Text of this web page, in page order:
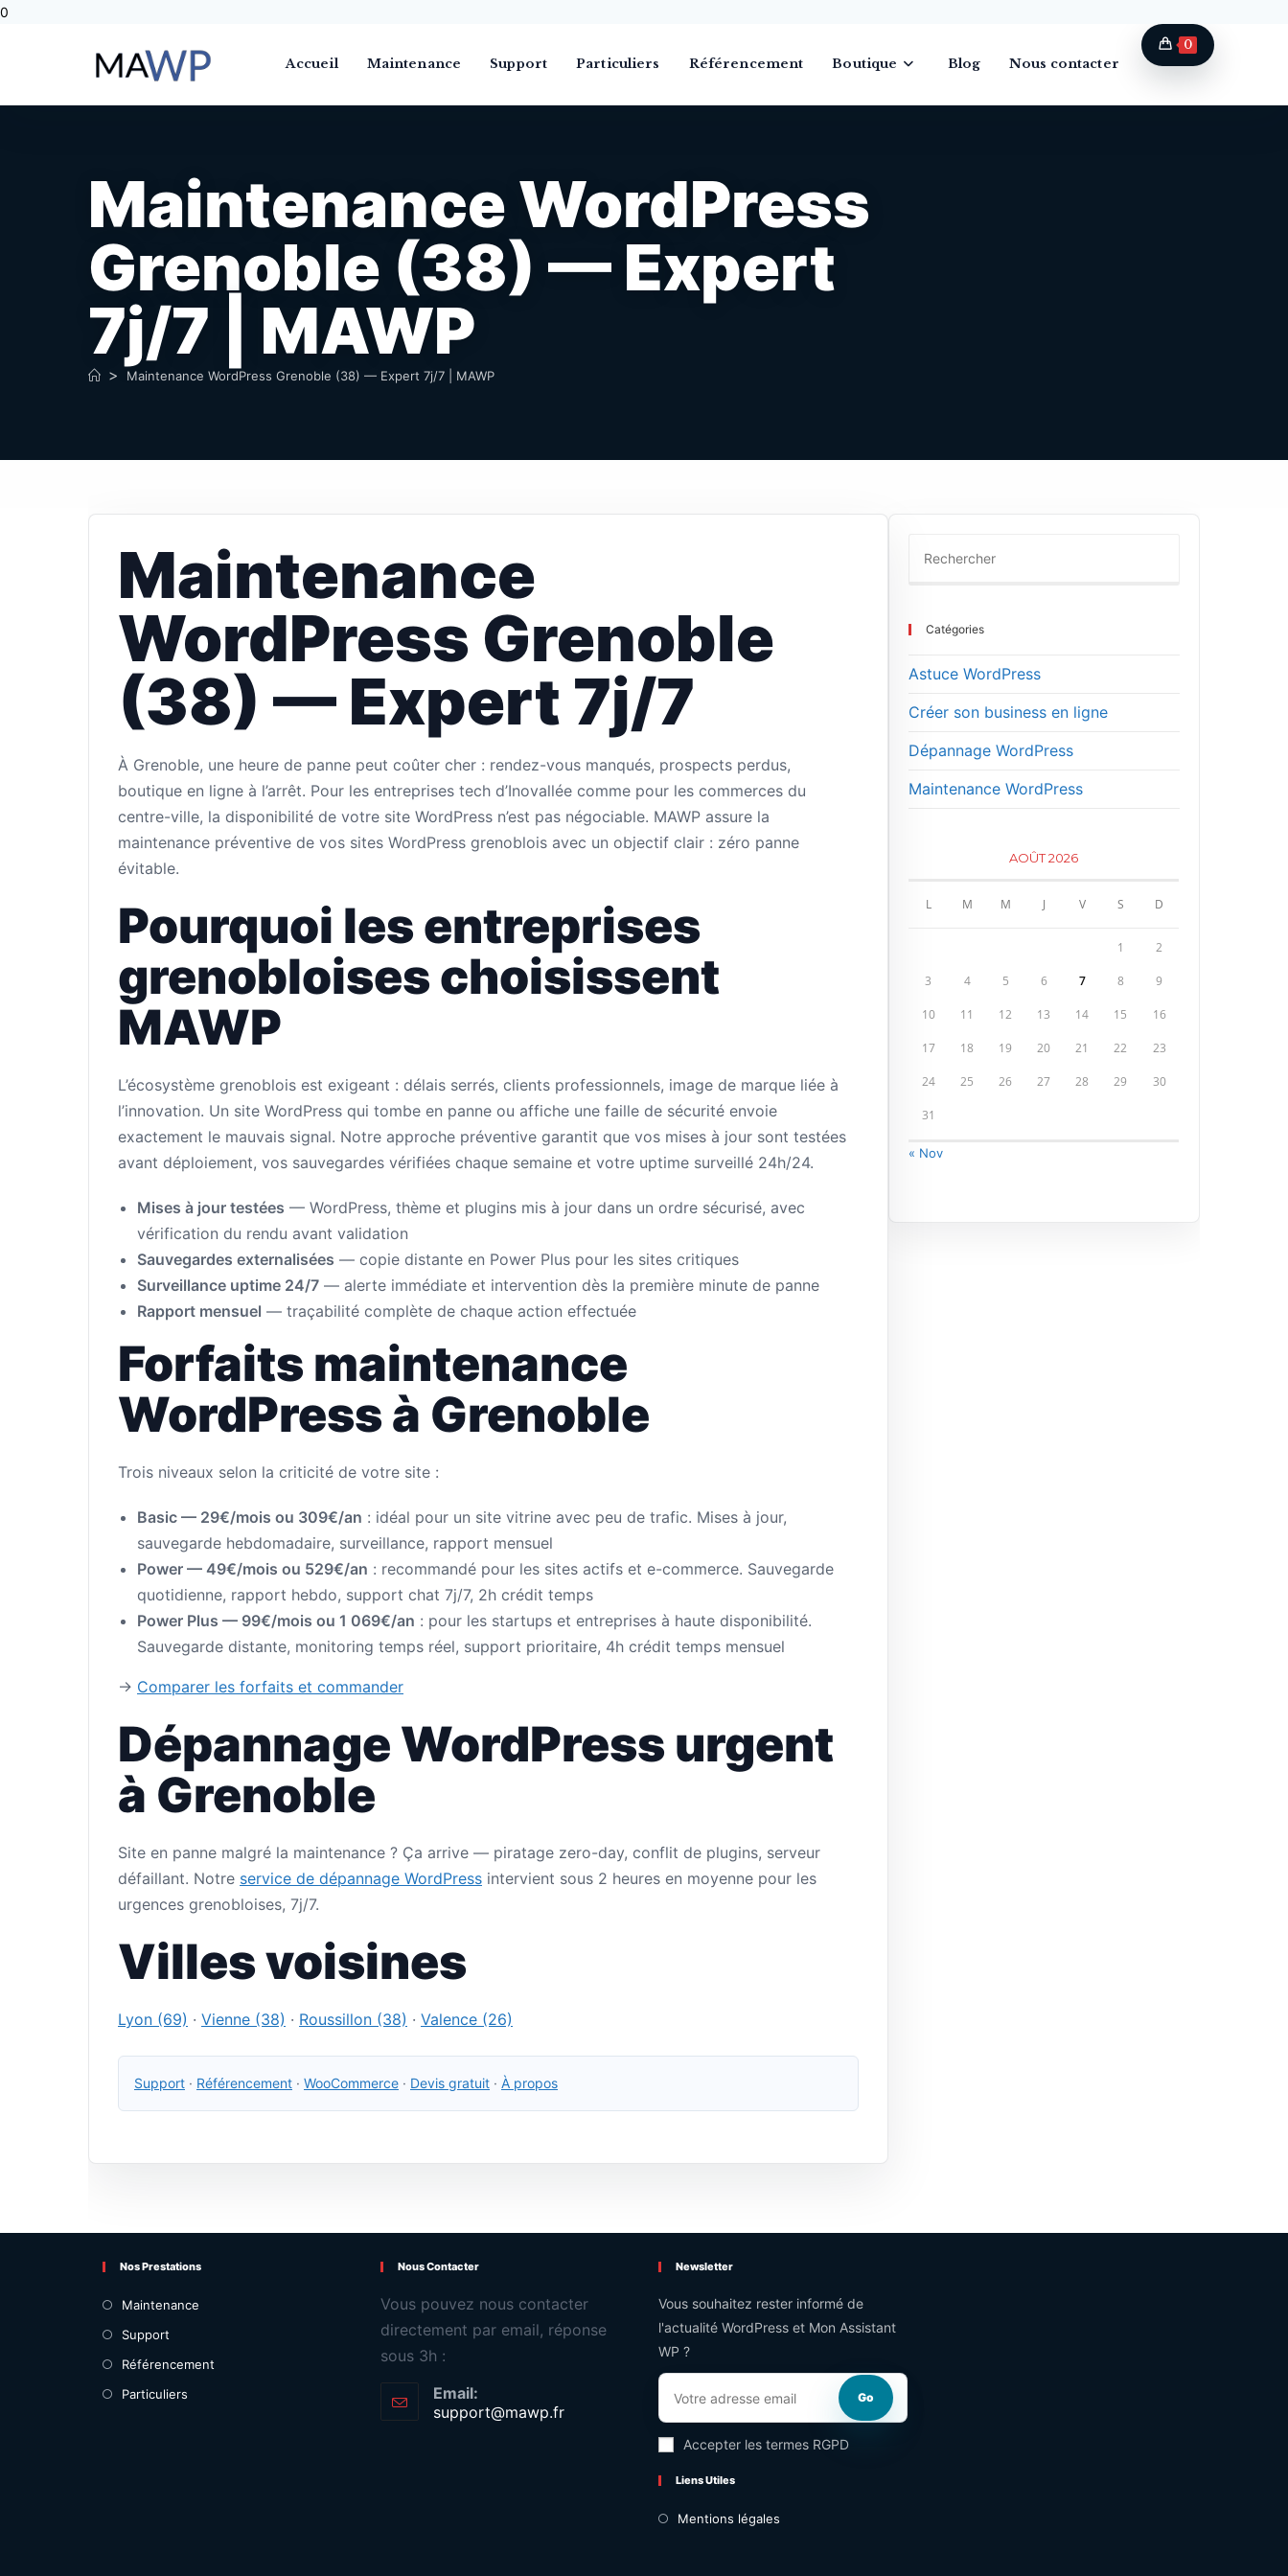
0
Accueil Maintenance Support Particuliers Référencement Boutique Blog Nous contacter
0
Maintenance WordPress
Grenoble (38) — Expert
7j/7 | MAWP
> Maintenance WordPress Grenoble (38) — Expert 7j/7 | MAWP
Maintenance
WordPress Grenoble
(38) — Expert 7j/7
À Grenoble, une heure de panne peut coûter cher : rendez-vous manqués, prospects perdus,
boutique en ligne à l’arrêt. Pour les entreprises tech d’Inovallée comme pour les commerces du
centre-ville, la disponibilité de votre site WordPress n’est pas négociable. MAWP assure la
maintenance préventive de vos sites WordPress grenoblois avec un objectif clair : zéro panne
évitable.
Pourquoi les entreprises
grenobloises choisissent
MAWP
L’écosystème grenoblois est exigeant : délais serrés, clients professionnels, image de marque liée à
l’innovation. Un site WordPress qui tombe en panne ou affiche une faille de sécurité envoie
exactement le mauvais signal. Notre approche préventive garantit que vos mises à jour sont testées
avant déploiement, vos sauvegardes vérifiées chaque semaine et votre uptime surveillé 24h/24.
Mises à jour testées — WordPress, thème et plugins mis à jour dans un ordre sécurisé, avec
vérification du rendu avant validation
Sauvegardes externalisées — copie distante en Power Plus pour les sites critiques
Surveillance uptime 24/7 — alerte immédiate et intervention dès la première minute de panne
Rapport mensuel — traçabilité complète de chaque action effectuée
Forfaits maintenance
WordPress à Grenoble
Trois niveaux selon la criticité de votre site :
Basic — 29€/mois ou 309€/an : idéal pour un site vitrine avec peu de trafic. Mises à jour,
sauvegarde hebdomadaire, surveillance, rapport mensuel
Power — 49€/mois ou 529€/an : recommandé pour les sites actifs et e-commerce. Sauvegarde
quotidienne, rapport hebdo, support chat 7j/7, 2h crédit temps
Power Plus — 99€/mois ou 1 069€/an : pour les startups et entreprises à haute disponibilité.
Sauvegarde distante, monitoring temps réel, support prioritaire, 4h crédit temps mensuel
→ Comparer les forfaits et commander
Dépannage WordPress urgent
à Grenoble
Site en panne malgré la maintenance ? Ça arrive — piratage zero-day, conflit de plugins, serveur
défaillant. Notre service de dépannage WordPress intervient sous 2 heures en moyenne pour les
urgences grenobloises, 7j/7.
Villes voisines
Lyon (69) · Vienne (38) · Roussillon (38) · Valence (26)
Support · Référencement · WooCommerce · Devis gratuit · À propos
Catégories
Astuce WordPress
Créer son business en ligne
Dépannage WordPress
Maintenance WordPress
AOÛT 2026
L M M J V S D
1 2
3 4 5 6 7 8 9
10 11 12 13 14 15 16
17 18 19 20 21 22 23
24 25 26 27 28 29 30
31
« Nov
Nos Prestations
Maintenance
Support
Référencement
Particuliers
Nous Contacter
Vous pouvez nous contacter
directement par email, réponse
sous 3h :
Email:
support@mawp.fr
Newsletter
Vous souhaitez rester informé de
l'actualité WordPress et Mon Assistant
WP ?
Go
Accepter les termes RGPD
Liens Utiles
Mentions légales